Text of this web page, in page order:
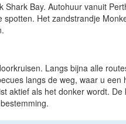
Bay. Autohuur vanuit
Het zandstrandje
Langs bijna alle
langs de weg, waar u
aktief als het donker wordt.